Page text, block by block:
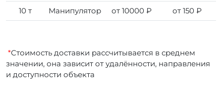
10 т Манипулятор от 10000 ₽ от 150 ₽
*Стоимость доставки рассчитывается в среднем
значении, она зависит от удалённости, направления
и доступности объекта